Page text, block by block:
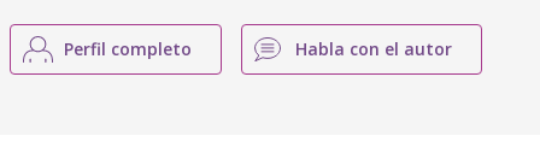
Perfil completo Habla con el autor